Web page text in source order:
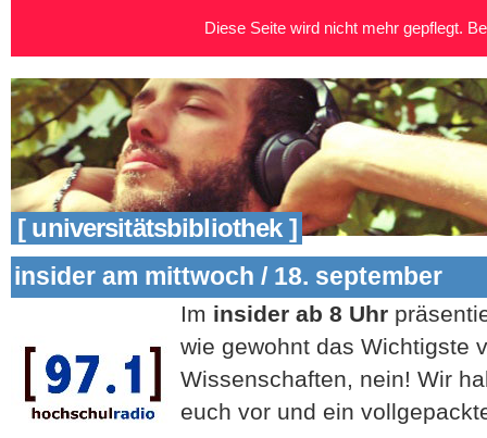
[ universitätsbibliothek ]
insider am mittwoch / 18. september
Im insider ab 8 Uhr
wie gewohnt das Wichtigste
Wissenschaften, nein! Wir
euch vor und ein
Diese Seite wird nicht mehr gepflegt.